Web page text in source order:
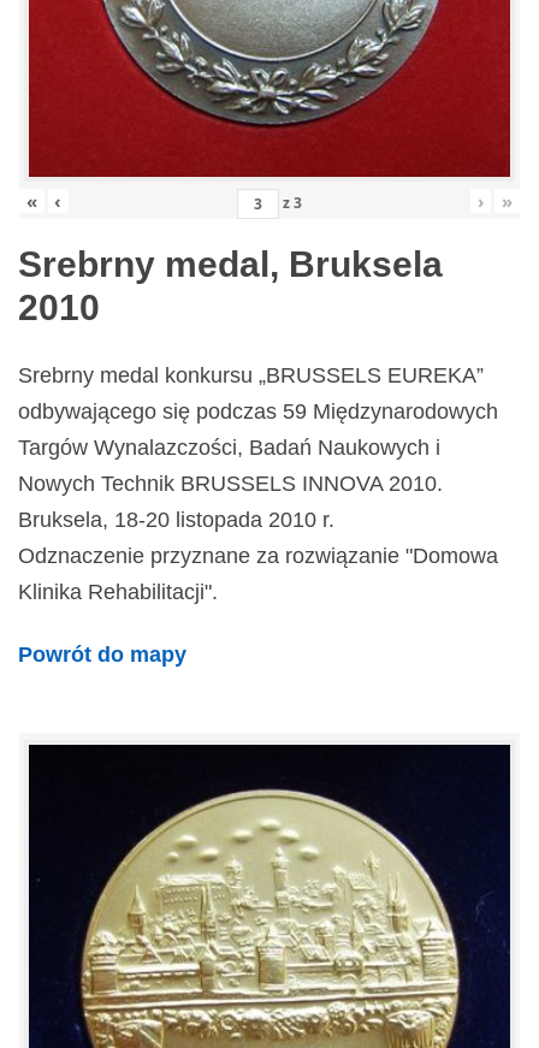
« ‹ z3 › »
Srebrny medal, Bruksela
2010
Srebrny medal konkursu „BRUSSELS EUREKA”
odbywającego się podczas 59 Międzynarodowych
Targów Wynalazczości, Badań Naukowych i
Nowych Technik BRUSSELS INNOVA 2010.
Bruksela, 18-20 listopada 2010 r.
Odznaczenie przyznane za rozwiązanie "Domowa
Klinika Rehabilitacji".
Powrót do mapy